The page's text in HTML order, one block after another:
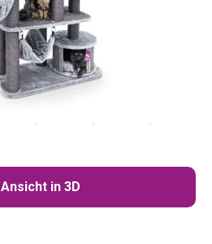
Ansicht in 3D